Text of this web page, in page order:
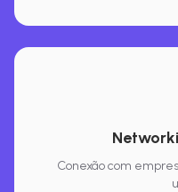
Conexão com